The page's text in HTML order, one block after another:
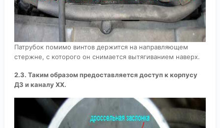
Патрубок помимо винтов держится на направляющем
стержне, с которого он снимается вытягиванием наверх.
2.3. Таким образом предоставляется доступ к корпусу
ДЗ и каналу ХХ.